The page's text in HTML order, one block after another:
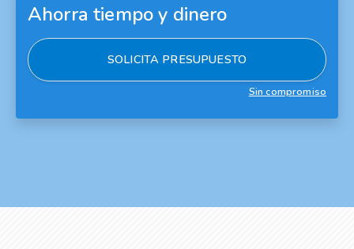
Ahorra tiempo y dinero
SOLICITA PRESUPUESTO
Sin compromiso